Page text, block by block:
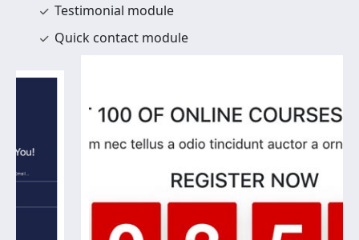
Testimonial module
Quick contact module